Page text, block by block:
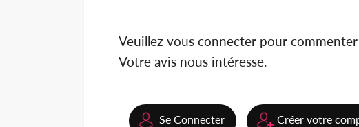
Veuillez vous connecter pour
Votre avis nous intéresse.
Se Connecter Créer votre